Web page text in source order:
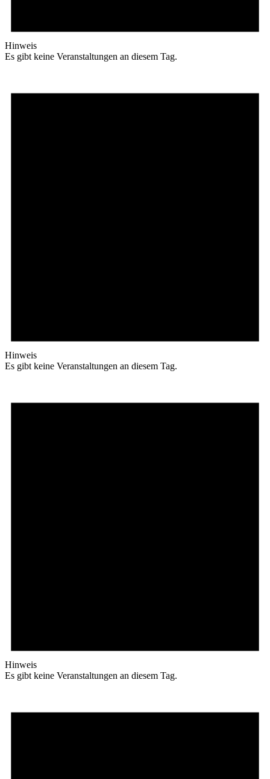
Hinweis
Es gibt keine Veranstaltungen an diesem Tag.
Hinweis
Es gibt keine Veranstaltungen an diesem Tag.
Hinweis
Es gibt keine Veranstaltungen an diesem Tag.